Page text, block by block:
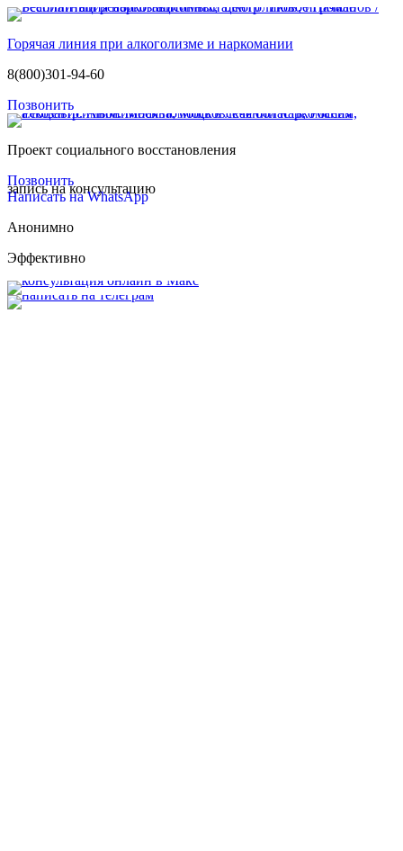
Горячая линия при алкоголизме и наркомании
8(800)301-94-60
Позвонить
Проект социального восстановления
Позвонить
запись на консультацию
Написать на WhatsApp
Анонимно
Эффективно